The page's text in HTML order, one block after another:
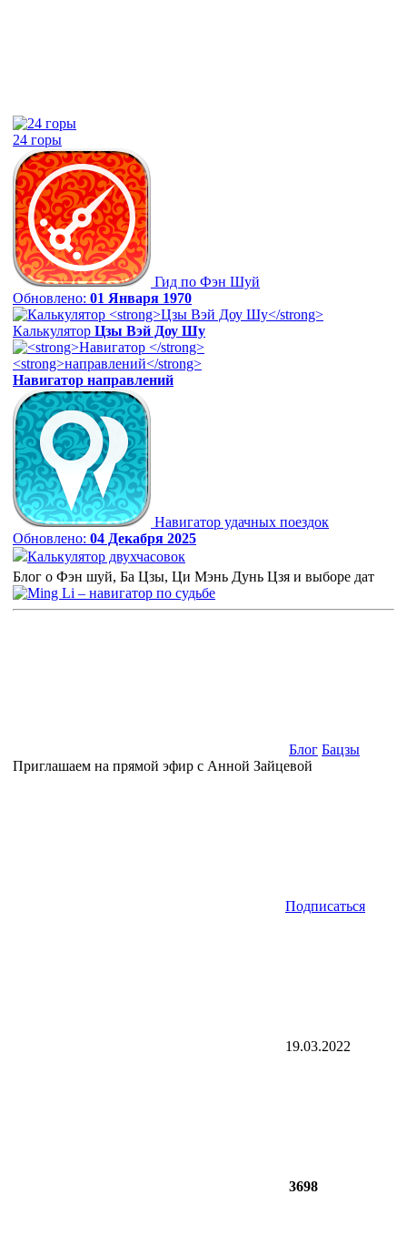
24 горы
Гид по Фэн Шуй
Обновлено: 01 Января 1970
Калькулятор Цзы Вэй Доу Шу
Навигатор направлений
Навигатор удачных поездок
Обновлено: 04 Декабря 2025
Калькулятор двухчасовок
Блог о Фэн шуй, Ба Цзы, Ци Мэнь Дунь Цзя и выборе дат
Блог Бацзы
Приглашаем на прямой эфир с Анной Зайцевой
Подписаться
19.03.2022
3698